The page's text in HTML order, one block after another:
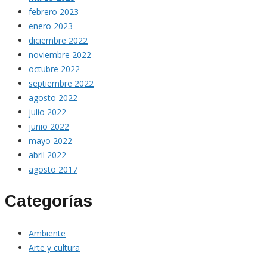
febrero 2023
enero 2023
diciembre 2022
noviembre 2022
octubre 2022
septiembre 2022
agosto 2022
julio 2022
junio 2022
mayo 2022
abril 2022
agosto 2017
Categorías
Ambiente
Arte y cultura